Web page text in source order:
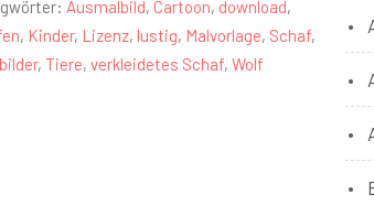
Ausmalbild, Cartoon, download,
, Kinder, Lizenz, lustig, Malvorlage, Schaf,
, Tiere, verkleidetes Schaf, Wolf